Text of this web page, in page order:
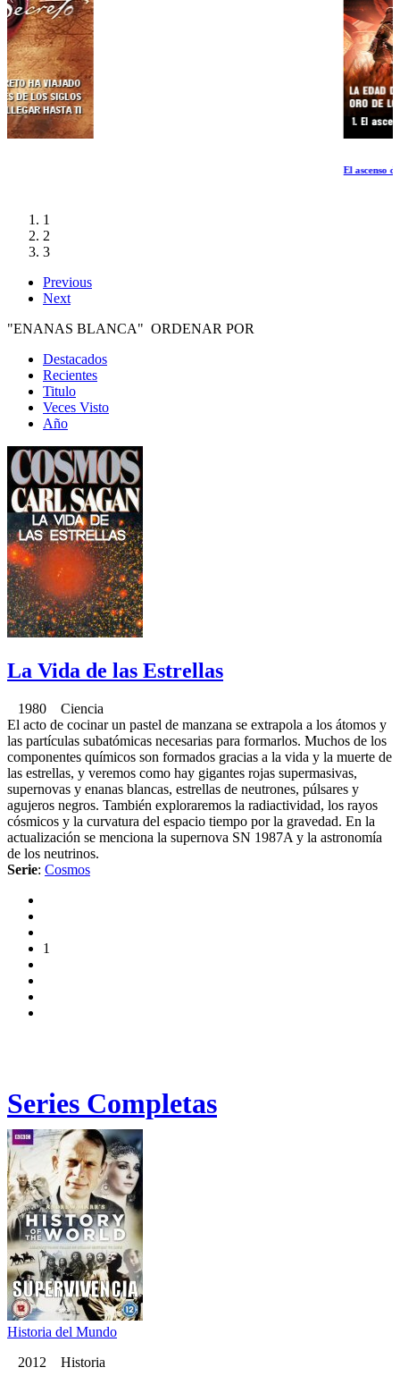
1
2
3
Previous
Next
"ENANAS BLANCA" ORDENAR POR
Destacados
Recientes
Titulo
Veces Visto
Año
La Vida de las Estrellas
1980 Ciencia
El acto de cocinar un pastel de manzana se extrapola a los átomos y
las partículas subatómicas necesarias para formarlos. Muchos de los
componentes químicos son formados gracias a la vida y la muerte de
las estrellas, y veremos como hay gigantes rojas supermasivas,
supernovas y enanas blancas, estrellas de neutrones, púlsares y
agujeros negros. También exploraremos la radiactividad, los rayos
cósmicos y la curvatura del espacio tiempo por la gravedad. En la
actualización se menciona la supernova SN 1987A y la astronomía
de los neutrinos.
Serie: Cosmos
1
Series Completas
Historia del Mundo
2012 Historia